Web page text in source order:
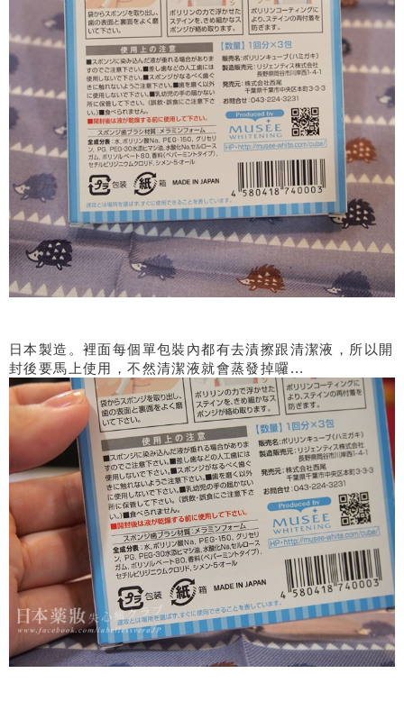
日本製造。裡面每個單包裝內都有去漬擦跟清潔液，所以開
封後要馬上使用，不然清潔液就會蒸發掉囉...